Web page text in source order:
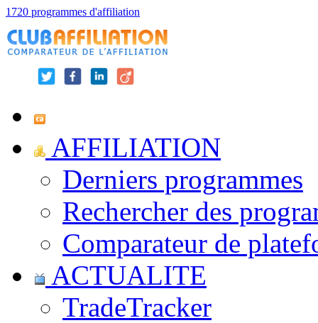
1720 programmes d'affiliation
AFFILIATION
Derniers programmes
Rechercher des
Comparateur de
ACTUALITE
TradeTracker